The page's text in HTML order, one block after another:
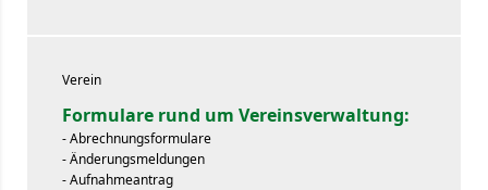
Verein
Formulare rund um Vereinsverwaltung:
- Abrechnungsformulare
- Änderungsmeldungen
- Aufnahmeantrag